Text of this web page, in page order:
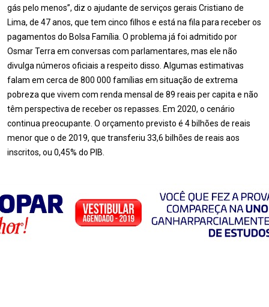
gás pelo menos”, diz o ajudante de serviços gerais Cristiano de
Lima, de 47 anos, que tem cinco filhos e está na fila para receber os
pagamentos do Bolsa Família. O problema já foi admitido por
Osmar Terra em conversas com parlamentares, mas ele não
divulga números oficiais a respeito disso. Algu­mas estimativas
falam em cerca de 800 000 famílias em situação de extrema
pobreza que vivem com renda mensal de 89 reais per capita e não
têm perspectiva de receber os repasses. Em 2020, o cenário
continua preocupante. O orçamento previsto é 4 bilhões de reais
menor que o de 2019, que transferiu 33,6 bilhões de reais aos
inscritos, ou 0,45% do PIB.